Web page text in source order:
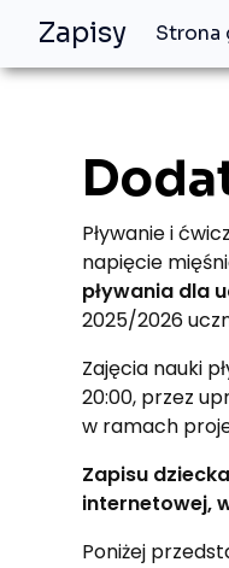
Zapisy Strona
Pływanie i
napięcie
pływania dla
2025/2026
Zajęcia nauki
20:00, przez
w ramach
Zapisu
internetowej,
Poniżej